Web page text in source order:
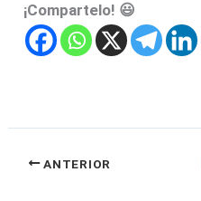
¡Compartelo! 😃
ANTERIOR